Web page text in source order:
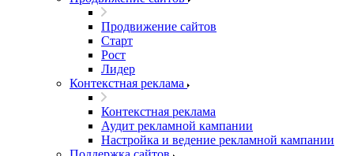
Продвижение сайтов
Старт
Рост
Лидер
Контекстная реклама
Контекстная реклама
Аудит рекламной кампании
Настройка и ведение рекламной кампании